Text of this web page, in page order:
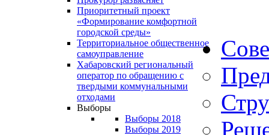
Приоритетный проект
«Формирование комфортной
городской среды»
Территориальное общественное
самоуправление
Хабаровский региональный
оператор по обращению с
твердыми коммунальными
отходами
Выборы
Выборы 2018
Выборы 2019